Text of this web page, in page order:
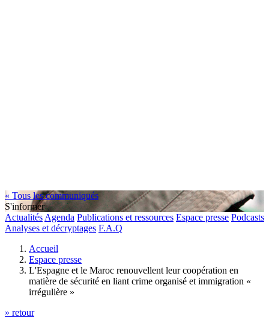
« Tous les communiqués
S'informer
Actualités Agenda Publications et ressources Espace presse Podcasts
Analyses et décryptages F.A.Q
Accueil
Espace presse
L'Espagne et le Maroc renouvellent leur coopération en
matière de sécurité en liant crime organisé et immigration «
irrégulière »
» retour